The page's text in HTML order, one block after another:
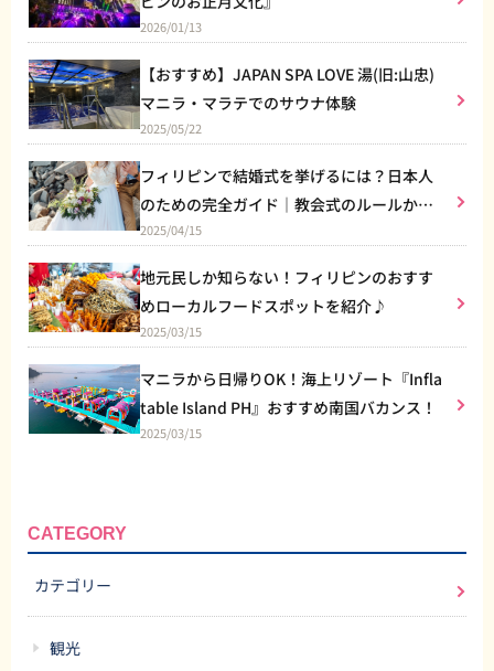
2026/01/13
【おすすめ】JAPAN SPA LOVE 湯(旧:山忠)
マニラ・マラテでのサウナ体験
2025/05/22
フィリピンで結婚式を挙げるには？日本人
のための完全ガイド｜教会式のルールから
リゾート婚まで
2025/04/15
地元民しか知らない！フィリピンのおすす
めローカルフードスポットを紹介♪
2025/03/15
マニラから日帰りOK！海上リゾート『Infla
table Island PH』おすすめ南国バカンス！
2025/03/15
CATEGORY
カテゴリー
観光